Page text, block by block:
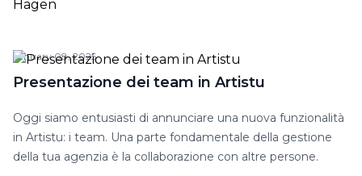
January 08, 2025
Presentazione dei team in Artistu
Oggi siamo entusiasti di annunciare una nuova funzionalità
in Artistu: i team. Una parte fondamentale della gestione
della tua agenzia è la collaborazione con altre persone.